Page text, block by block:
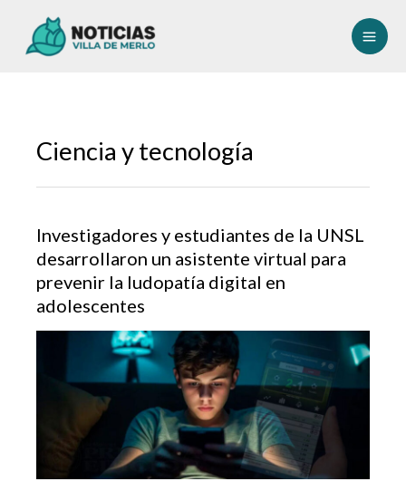
Ciencia y tecnología
Investigadores y estudiantes de la UNSL
desarrollaron un asistente virtual para
prevenir la ludopatía digital en
adolescentes